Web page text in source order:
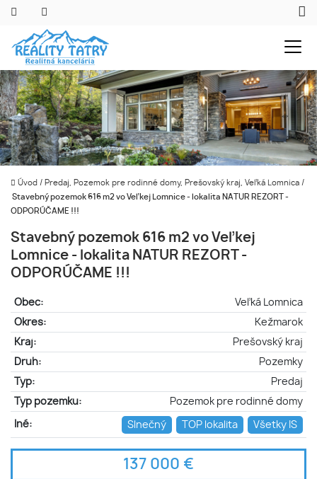
Úvod / Predaj, Pozemok pre rodinné domy, Prešovský kraj, Veľká Lomnica /
Stavebný pozemok 616 m2 vo Veľkej Lomnice - lokalita NATUR REZORT -
ODPORÚČAME !!!
Stavebný pozemok 616 m2 vo Veľkej
Lomnice - lokalita NATUR REZORT -
ODPORÚČAME !!!
Obec:
Veľká Lomnica
Okres:
Kežmarok
Kraj:
Prešovský kraj
Druh:
Pozemky
Typ:
Predaj
Typ pozemku:
Pozemok pre rodinné domy
Iné: Slnečný TOP lokalita Všetky IS
137 000 €